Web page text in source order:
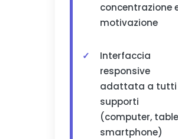
concentrazione
motivazione
Interfaccia
responsive
adattata a tutti
supporti
(computer,
smartphone)